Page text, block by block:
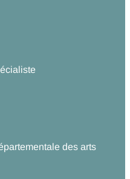
des arts